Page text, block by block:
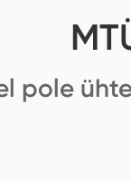
pole